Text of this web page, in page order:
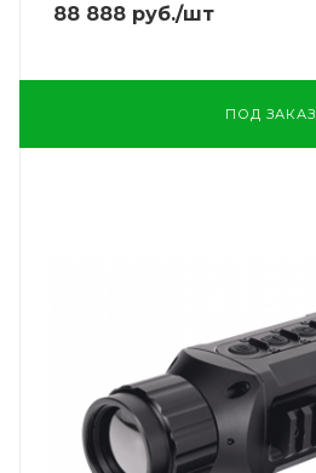
88 888 руб./шт
ПОД ЗАКАЗ